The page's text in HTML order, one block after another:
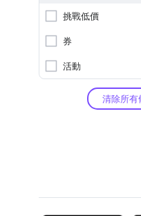
挑戰低價
券
活動
清除所有